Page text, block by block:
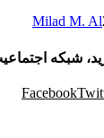
Milad M. Al
شبکه
Facebook